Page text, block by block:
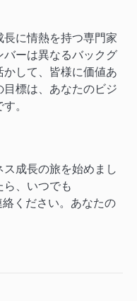
に情熱を持つ専門家
ーは異なるバックグ
して、皆様に価値あ
標は、あなたのビジ
。
成長の旅を始めまし
ら、いつでも
絡ください。あなたの